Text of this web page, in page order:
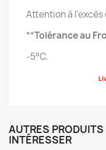
Attention à
**Tolérance au
-5°C.
AUTRES
INTÉRESSER